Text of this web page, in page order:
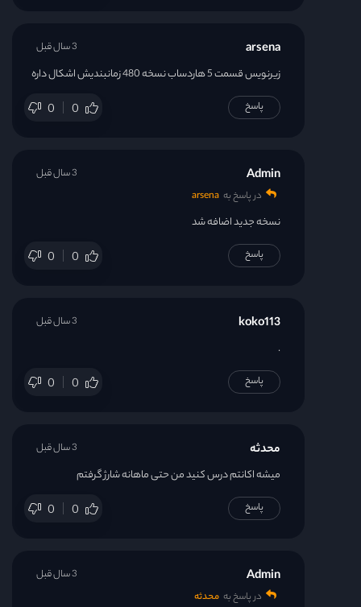
arsena
زیرنویس قسمت 5 هاردساب نسخه 480 زمانبندیش اشکال داره
0 0
3 سال قبل
پاسخ
Admin
در پاسخ به arsena
نسخه جدید اضافه شد
0 0
3 سال قبل
پاسخ
koko113
.
0 0
3 سال قبل
پاسخ
محدثه
میشه اکانتم درس کنید من حتی ماهانه شارژ گرفتم
0 0
3 سال قبل
پاسخ
Admin
در پاسخ به محدثه
3 سال قبل